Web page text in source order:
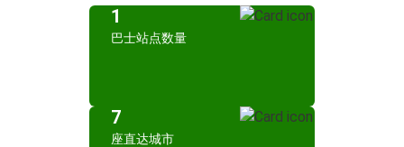
1
巴士站点数量
7
座直达城市